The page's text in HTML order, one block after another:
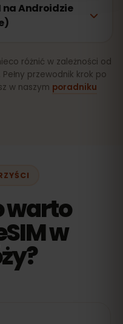
na Androidzie
różnić w zależności od
przewodnik krok po
w naszym poradniku
warto
w